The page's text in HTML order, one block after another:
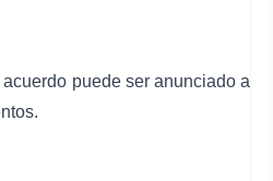
puede ser anunciado a